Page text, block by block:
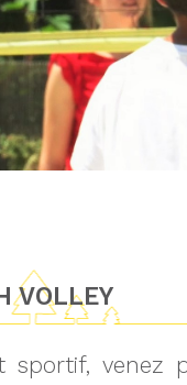
VOLLEY
sportif, venez